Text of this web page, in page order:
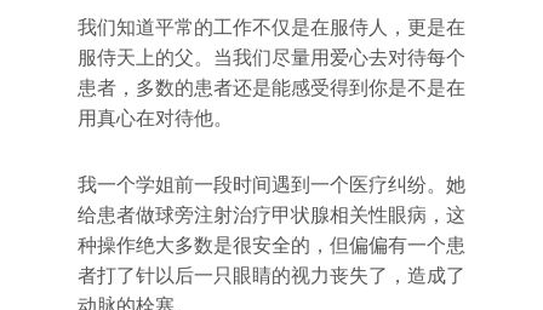
我们知道平常的工作不仅是在服侍人，更是在
服侍天上的父。当我们尽量用爱心去对待每个
患者，多数的患者还是能感受得到你是不是在
用真心在对待他。
我一个学姐前一段时间遇到一个医疗纠纷。她
给患者做球旁注射治疗甲状腺相关性眼病，这
种操作绝大多数是很安全的，但偏偏有一个患
者打了针以后一只眼睛的视力丧失了，造成了